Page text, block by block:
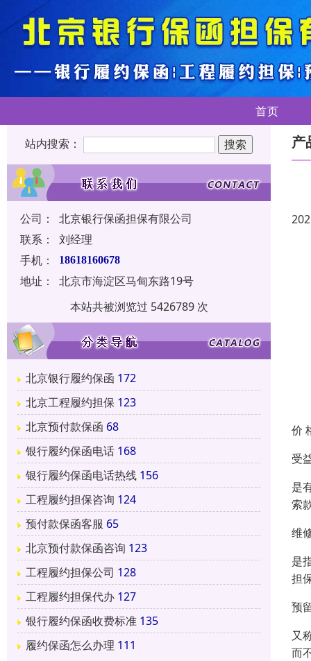
首页
站内搜索：
公司：
北京银行保函担保有限公司
联系：
刘经理
手机：
18618160678
地址：
北京市海淀区马甸东路19号
本站共被浏览过 5426789 次
北京银行履约保函 172
北京工程履约担保 123
北京预付款保函 68
银行履约保函电话 168
银行履约保函电话热线 156
工程履约担保咨询 124
预付款保函客服 65
北京预付款保函咨询 123
工程履约担保公司 128
工程履约担保代办 127
银行履约保函收费标准 135
履约保函怎么办理 111
产
价
受
是
索
维
是
担
预
又
而